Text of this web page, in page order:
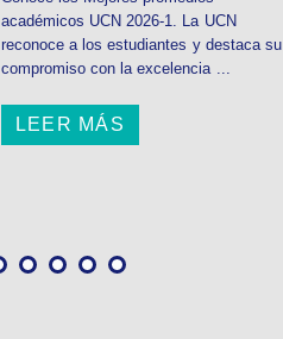
académicos UCN 2026-1. La UCN
reconoce a los estudiantes y destaca su
compromiso con la excelencia ...
LEER MÁS